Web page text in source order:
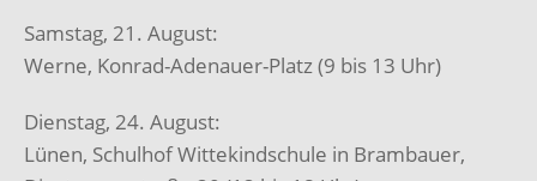
Samstag, 21. August:
Werne, Konrad-Adenauer-Platz (9 bis 13 Uhr)
Dienstag, 24. August:
Lünen, Schulhof Wittekindschule in Brambauer,